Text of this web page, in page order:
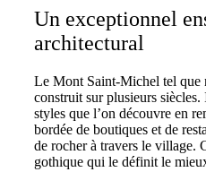
Un exceptionnel
architectural
Le Mont Saint-Michel tel que
construit sur plusieurs
styles que l’on découvre en
bordée de boutiques et de
de rocher à travers le village.
gothique qui le définit le